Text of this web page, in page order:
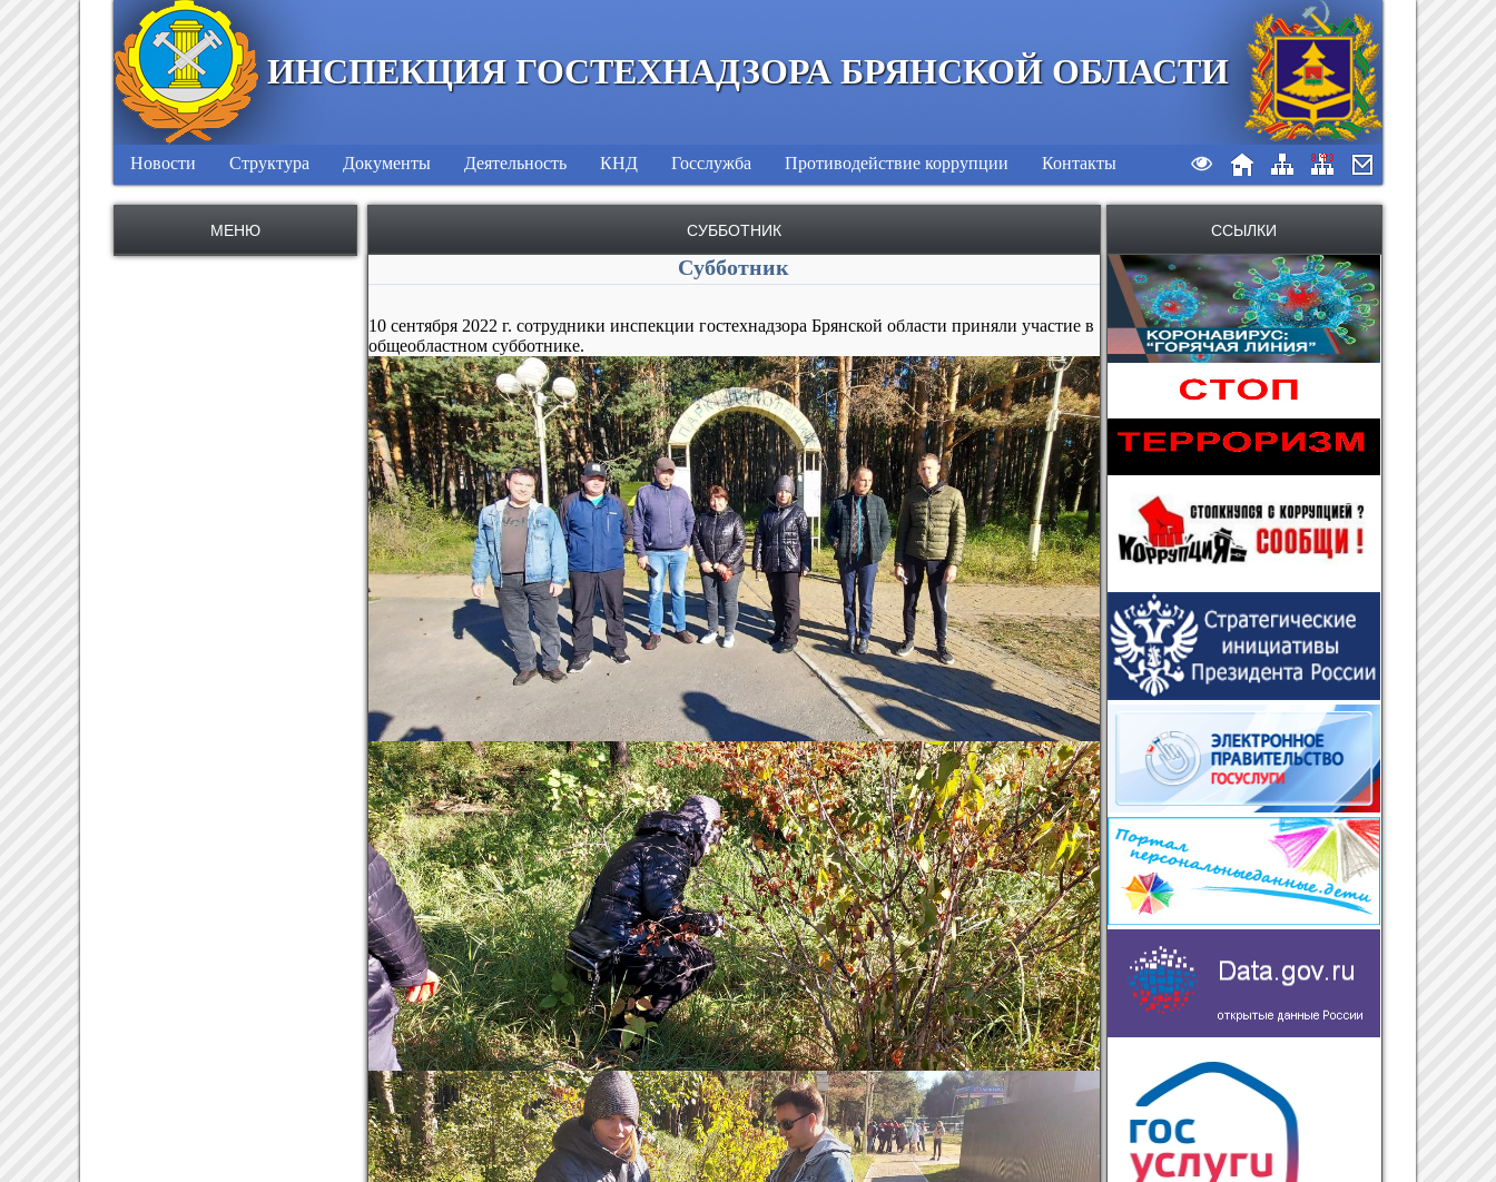
ИНСПЕКЦИЯ ГОСТЕХНАДЗОРА БРЯНСКОЙ ОБЛАСТИ
Новости Структура Документы Деятельность КНД Госслужба Противодействие коррупции Контакты
МЕНЮ СУББОТНИК
Субботник
10 сентября 2022 г. сотрудники инспекции гостехнадзора Брянской области приняли участие в
общеобластном субботнике.
ССЫЛКИ